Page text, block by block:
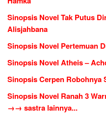
Sinopsis Novel Tak Putus
Alisjahbana
Sinopsis Novel Pertemuan
Sinopsis Novel Atheis –
Sinopsis Cerpen Robohnya
Sinopsis Novel Ranah 3
→→ sastra lainnya...